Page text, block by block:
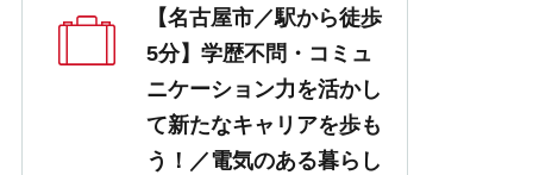
【名古屋市／駅から徒歩
5分】学歴不問・コミュ
ニケーション力を活かし
て新たなキャリアを歩も
う！／電気のある暮らし